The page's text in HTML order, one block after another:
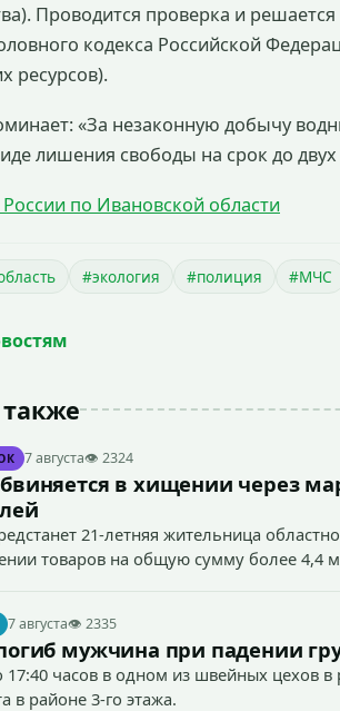
Проводится проверка и
кодекса Российской
ресурсов).
«За незаконную добычу
лишения свободы на срок до двух
по Ивановской области
#экология #полиция #МЧС
7 августа👁 2324
в хищении через
21-летняя жительница
товаров на общую сумму более 4,4
7 августа👁 2335
мужчина при падении
17:40 часов в одном из швейных
в районе 3-го этажа.